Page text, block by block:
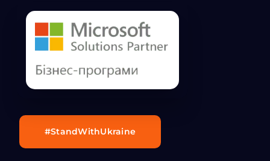
#StandWithUkraine